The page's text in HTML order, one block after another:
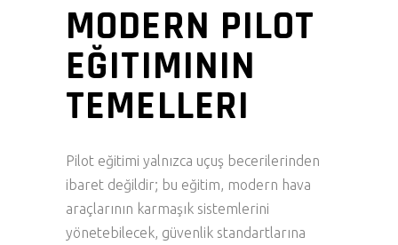
MODERN PILOT
EĞITIMININ
TEMELLERI
Pilot eğitimi yalnızca uçuş becerilerinden
ibaret değildir; bu eğitim, modern hava
araçlarının karmaşık sistemlerini
yönetebilecek, güvenlik standartlarına